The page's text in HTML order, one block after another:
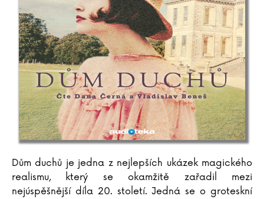
Dům duchů je jedna z nejlepších ukázek magického
realismu, který se okamžitě zařadil mezi
nejúspěšnější díla 20. století. Jedná se o groteskní